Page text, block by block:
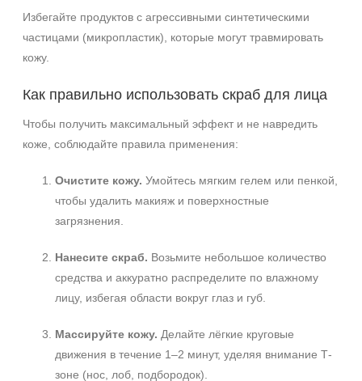
Избегайте продуктов с агрессивными синтетическими
частицами (микропластик), которые могут травмировать
кожу.
Как правильно использовать скраб для лица
Чтобы получить максимальный эффект и не навредить
коже, соблюдайте правила применения:
Очистите кожу. Умойтесь мягким гелем или пенкой,
чтобы удалить макияж и поверхностные
загрязнения.
Нанесите скраб. Возьмите небольшое количество
средства и аккуратно распределите по влажному
лицу, избегая области вокруг глаз и губ.
Массируйте кожу. Делайте лёгкие круговые
движения в течение 1–2 минут, уделяя внимание Т-
зоне (нос, лоб, подбородок).